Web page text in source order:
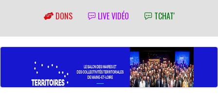
DONS LIVE VIDÉO TCHAT'